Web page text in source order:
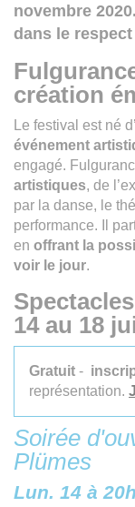
novembre
dans le
création
Le festival est né
événement
engagé.
artistiques, de
par la danse, le
performance. Il
en offrant la
voir le jour.
14 au 18
Gratuit -
représentation.
Soirée
Plümes
Lun. 14 à